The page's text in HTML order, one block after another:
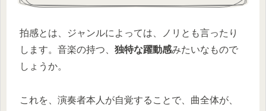
拍感とは、ジャンルによっては、ノリとも言ったり
します。音楽の持つ、 独特な躍動感みたいなもので
しょうか。
これを、演奏者本人が自覚することで、曲全体が、